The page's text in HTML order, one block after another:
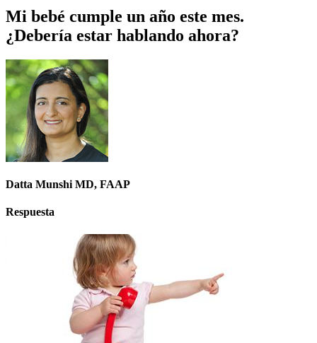
Mi bebé cumple un año este mes.
¿Debería estar hablando ahora?
Datta Munshi MD, FAAP
Respuesta